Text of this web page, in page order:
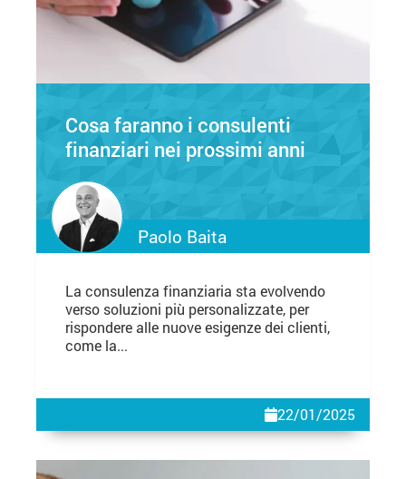
Cosa faranno i consulenti
finanziari nei prossimi anni
La consulenza finanziaria sta evolvendo
verso soluzioni più personalizzate, per
rispondere alle nuove esigenze dei clienti,
come la...
Paolo Baita
22/01/2025